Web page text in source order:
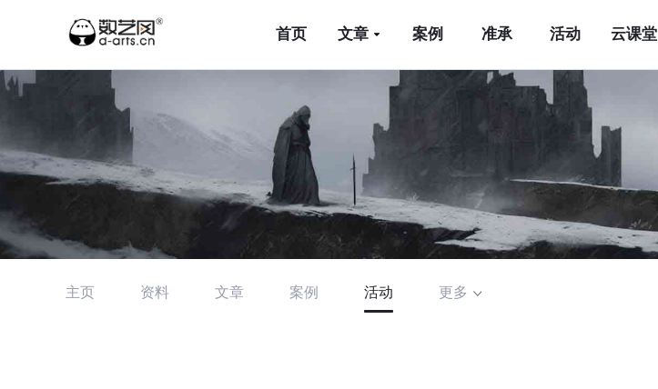
首页 文章 案例 准承 活动 云课堂
主页 资料 文章 案例 活动 更多